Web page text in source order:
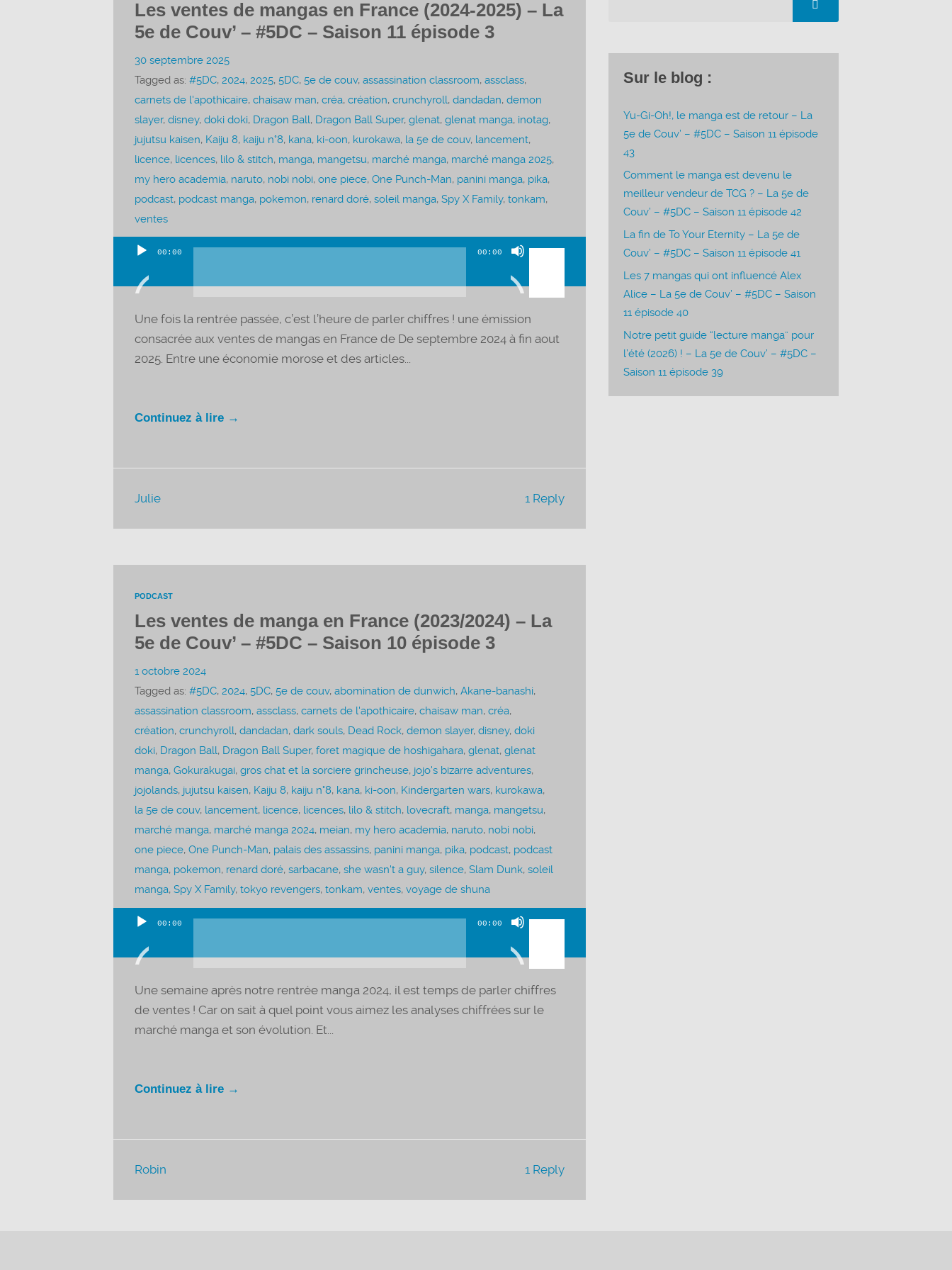
Les ventes de mangas en France (2024-2025) – La
5e de Couv’ – #5DC – Saison 11 épisode 3
30 septembre 2025
Tagged as: #5DC, 2024, 2025, 5DC, 5e de couv, assassination classroom, assclass,
carnets de l'apothicaire, chaisaw man, créa, création, crunchyroll, dandadan, demon
slayer, disney, doki doki, Dragon Ball, Dragon Ball Super, glenat, glenat manga, inotag,
jujutsu kaisen, Kaiju 8, kaiju n°8, kana, ki-oon, kurokawa, la 5e de couv, lancement,
licence, licences, lilo & stitch, manga, mangetsu, marché manga, marché manga 2025,
my hero academia, naruto, nobi nobi, one piece, One Punch-Man, panini manga, pika,
podcast, podcast manga, pokemon, renard doré, soleil manga, Spy X Family, tonkam,
ventes
Lecteur
audio
00:00 00:00
Utilisez
flèches
pour
augmenter
Une fois la rentrée passée, c’est l’heure de parler chiffres ! une émission
consacrée aux ventes de mangas en France de De septembre 2024 à fin aout
2025. Entre une économie morose et des articles...
Continuez à lire →
1 Reply
Julie
PODCAST
Les ventes de manga en France (2023/2024) – La
5e de Couv’ – #5DC – Saison 10 épisode 3
1 octobre 2024
Tagged as: #5DC, 2024, 5DC, 5e de couv, abomination de dunwich, Akane-banashi,
assassination classroom, assclass, carnets de l'apothicaire, chaisaw man, créa,
création, crunchyroll, dandadan, dark souls, Dead Rock, demon slayer, disney, doki
doki, Dragon Ball, Dragon Ball Super, foret magique de hoshigahara, glenat, glenat
manga, Gokurakugai, gros chat et la sorciere grincheuse, jojo's bizarre adventures,
jojolands, jujutsu kaisen, Kaiju 8, kaiju n°8, kana, ki-oon, Kindergarten wars, kurokawa,
la 5e de couv, lancement, licence, licences, lilo & stitch, lovecraft, manga, mangetsu,
marché manga, marché manga 2024, meian, my hero academia, naruto, nobi nobi,
one piece, One Punch-Man, palais des assassins, panini manga, pika, podcast, podcast
manga, pokemon, renard doré, sarbacane, she wasn't a guy, silence, Slam Dunk, soleil
manga, Spy X Family, tokyo revengers, tonkam, ventes, voyage de shuna
Lecteur
audio
00:00 00:00
Utilisez
flèches
pour
augmenter
Une semaine après notre rentrée manga 2024, il est temps de parler chiffres
de ventes ! Car on sait à quel point vous aimez les analyses chiffrées sur le
marché manga et son évolution. Et...
Continuez à lire →
1 Reply
Robin
Sur le blog :
Yu-Gi-Oh!, le manga est de retour – La
5e de Couv’ – #5DC – Saison 11 épisode
43
Comment le manga est devenu le
meilleur vendeur de TCG ? – La 5e de
Couv’ – #5DC – Saison 11 épisode 42
La fin de To Your Eternity – La 5e de
Couv’ – #5DC – Saison 11 épisode 41
Les 7 mangas qui ont influencé Alex
Alice – La 5e de Couv’ – #5DC – Saison
11 épisode 40
Notre petit guide “lecture manga” pour
l’été (2026) ! – La 5e de Couv’ – #5DC –
Saison 11 épisode 39